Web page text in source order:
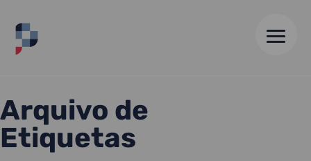
HOME
Arquivo de
Etiquetas